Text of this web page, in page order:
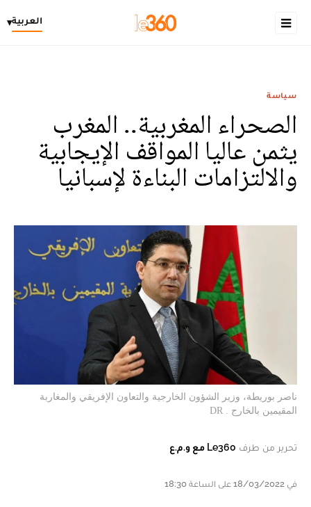
العربية▾
سياسة
الصحراء المغربية.. المغرب
يثمن عاليا المواقف الإيجابية
والالتزامات البناءة لإسبانيا
ناصر بوريطة، وزير الشؤون الخارجية والتعاون الإفريقي والمغاربة
المقيمين بالخارج . DR
تحرير من طرف Le360 مع و.م.ع
في 18/03/2022 على الساعة 18:30